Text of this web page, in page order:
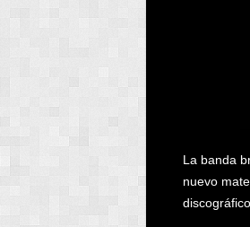
La banda
nuevo
discográfico